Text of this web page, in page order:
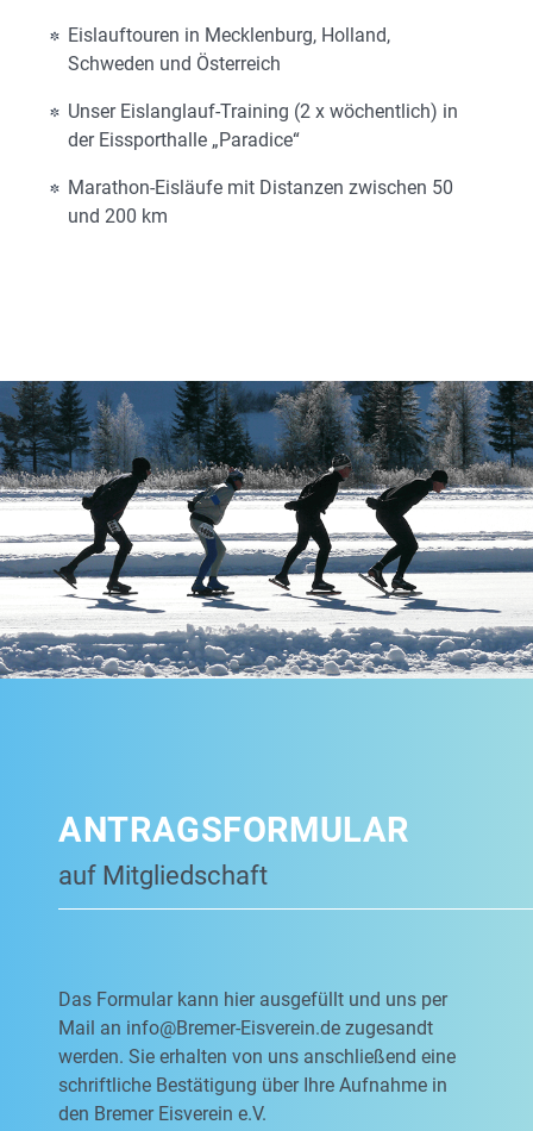
Eislauftouren in Mecklenburg, Holland,
Schweden und Österreich
Unser Eislanglauf-Training (2 x wöchentlich) in
der Eissporthalle „Paradice“
Marathon-Eisläufe mit Distanzen zwischen 50
und 200 km
ANTRAGSFORMULAR
auf Mitgliedschaft
Das Formular kann hier ausgefüllt und uns per
Mail an info@Bremer-Eisverein.de zugesandt
werden. Sie erhalten von uns anschließend eine
schriftliche Bestätigung über Ihre Aufnahme in
den Bremer Eisverein e.V.